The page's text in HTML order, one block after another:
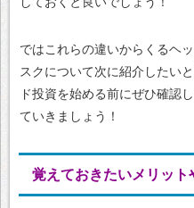
ではこれらの違いからくるヘ
スクについて次に紹介したい
ド投資を始める前にぜひ確認
ていきましょう！
覚えておきたいメリット